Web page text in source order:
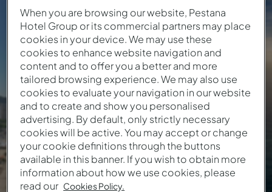
Algarve
Desde115€/ Noche
9 Ubicaciones • 17 Hoteles
When you are browsing our website, Pestana
Hotel Group or its commercial partners may place
cookies in your device. We may use these
cookies to enhance website navigation and
content and to offer you a better and more
tailored browsing experience. We may also use
cookies to evaluate your navigation in our website
and to create and show you personalised
advertising. By default, only strictly necessary
cookies will be active. You may accept or change
your cookie definitions through the buttons
available in this banner. If you wish to obtain more
information about how we use cookies, please
read our Cookies Policy.